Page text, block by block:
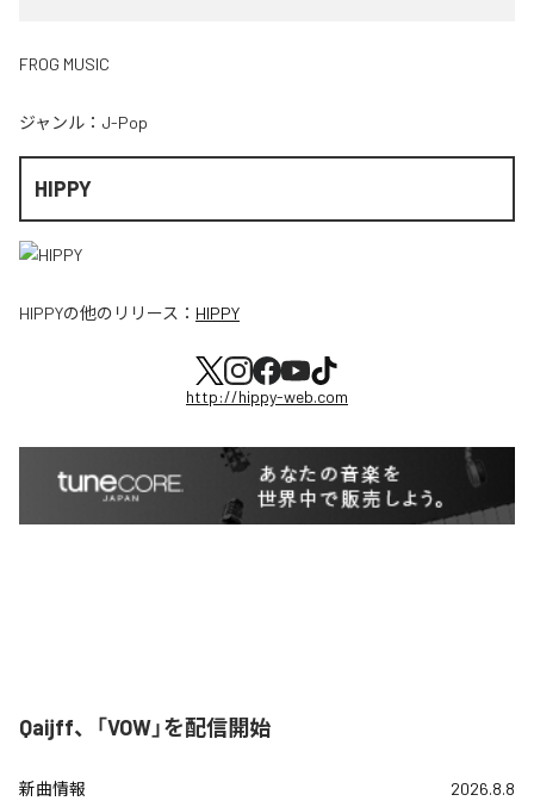
FROG MUSIC
ジャンル： J-Pop
HIPPY
HIPPYの他のリリース： HIPPY
http://hippy-web.com
Qaijff、「VOW」を配信開始
新曲情報 2026.8.8